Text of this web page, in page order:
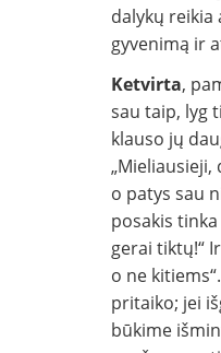
dalykų
gyvenimą ir
Ketvirta,
sau taip, lyg
klauso jų
o patys sau
posakis
gerai tiktų!“
o ne
pritaiko; jei
būkime